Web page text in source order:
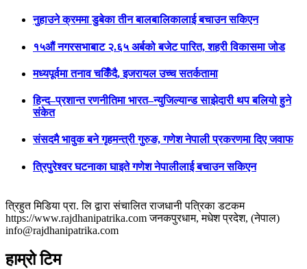
नुहाउने क्रममा डुबेका तीन बालबालिकालाई बचाउन सकिएन
१५औं नगरसभाबाट २.६५ अर्बको बजेट पारित, शहरी विकासमा जोड
मध्यपूर्वमा तनाव चर्किँदै, इजरायल उच्च सतर्कतामा
हिन्द–प्रशान्त रणनीतिमा भारत–न्युजिल्यान्ड साझेदारी थप बलियो हुने
संकेत
संसदमै भावुक बने गृहमन्त्री गुरुङ, गणेश नेपाली प्रकरणमा दिए जवाफ
त्रिपुरेश्वर घटनाका घाइते गणेश नेपालीलाई बचाउन सकिएन
त्रिहुत मिडिया प्रा. लि द्वारा संचालित राजधानी पत्रिका डटकम
https://www.rajdhanipatrika.com जनकपुरधाम, मधेश प्रदेश, (नेपाल)
info@rajdhanipatrika.com
हाम्रो टिम